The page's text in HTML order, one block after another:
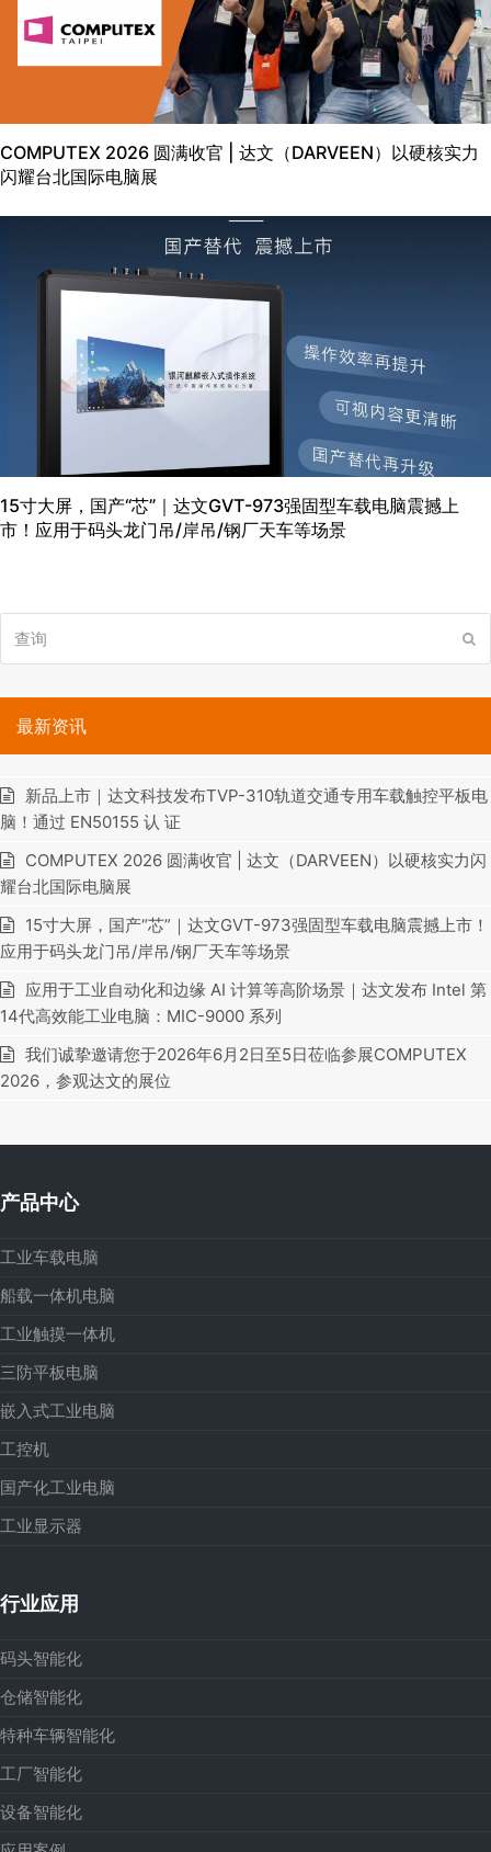
COMPUTEX 2026 圆满收官 | 达文（DARVEEN）以硬核实力
闪耀台北国际电脑展
15寸大屏，国产“芯”｜达文GVT-973强固型车载电脑震撼上
市！应用于码头龙门吊/岸吊/钢厂天车等场景
询
最新资讯
新品上市｜达文科技发布TVP-310轨道交通专用车载触控平板电
脑！通过 EN50155 认 证
COMPUTEX 2026 圆满收官 | 达文（DARVEEN）以硬核实力闪
耀台北国际电脑展
15寸大屏，国产“芯”｜达文GVT-973强固型车载电脑震撼上市！
应用于码头龙门吊/岸吊/钢厂天车等场景
应用于工业自动化和边缘 AI 计算等高阶场景｜达文发布 Intel 第
14代高效能工业电脑：MIC-9000 系列
我们诚挚邀请您于2026年6月2日至5日莅临参展COMPUTEX
2026，参观达文的展位
产品中心
工业车载电脑
船载一体机电脑
工业触摸一体机
三防平板电脑
嵌入式工业电脑
工控机
国产化工业电脑
工业显示器
行业应用
码头智能化
仓储智能化
特种车辆智能化
工厂智能化
设备智能化